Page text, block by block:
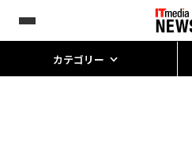
カテゴリー